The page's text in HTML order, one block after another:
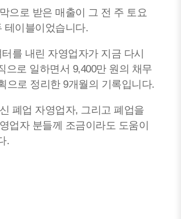
으로 받은 매출이 그 전 주 토요
테이블이었습니다.
를 내린 자영업자가 지금 다시
으로 일하면서 9,400만 원의 채무
으로 정리한 9개월의 기록입니다.
폐업 자영업자, 그리고 폐업을
업자 분들께 조금이라도 도움이
.